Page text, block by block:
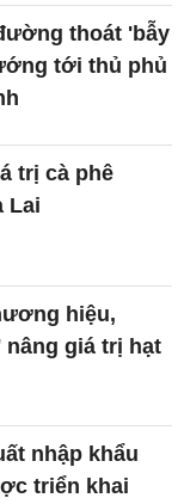
thoát 'bẫy
tới thủ phủ
trị cà phê
Lai
hiệu,
nâng giá trị hạt
nhập khẩu
triển khai